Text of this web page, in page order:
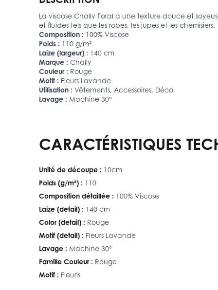
La viscose Chally floral a une texture douce et
et fluides tels que les robes, les jupes et les chemisiers.
Composition : 100% Viscose
Poids : 110 g/m²
Laize (largeur) : 140 cm
Marque : Chally
Couleur : Rouge
Motif : Fleurs Lavande
Utilisation : Vêtements, Accessoires, Déco
Lavage : Machine 30°
CARACTÉRISTIQUES
Unité de découpe : 10cm
Poids (g/m²) : 110
Composition détaillée : 100% Viscose
Laize (detail) : 140 cm
Color (detail) : Rouge
Motif (detail) : Fleurs Lavande
Lavage : Machine 30°
Famille Couleur : Rouge
Motif : Fleuris